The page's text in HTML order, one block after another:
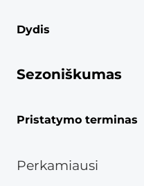
Dydis
Sezoniškumas
Pristatymo terminas
Perkamiausi